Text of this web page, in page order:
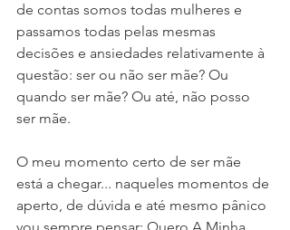
de contas somos todas mulheres e
passamos todas pelas mesmas
decisões e ansiedades relativamente à
questão: ser ou não ser mãe? Ou
quando ser mãe? Ou até, não posso
ser mãe.
O meu momento certo de ser mãe
está a chegar... naqueles momentos de
aperto, de dúvida e até mesmo pânico